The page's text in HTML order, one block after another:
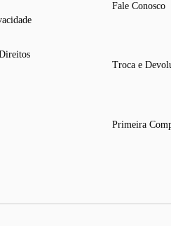
Fale Conosco
Troca e
Primeira